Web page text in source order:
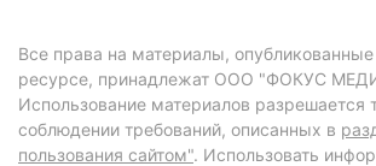
Все права на материалы,
ресурсе, принадлежат ООО "ФОКУС
Использование материалов разрешается
соблюдении требований, описанных в
пользования сайтом". Использовать